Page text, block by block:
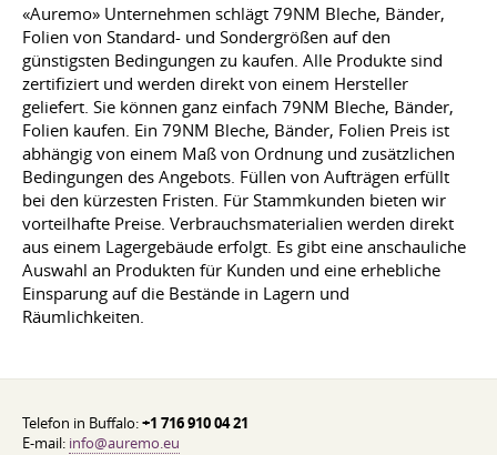
«Auremo» Unternehmen schlägt 79NM Bleche, Bänder,
Folien von Standard- und Sondergrößen auf den
günstigsten Bedingungen zu kaufen. Alle Produkte sind
zertifiziert und werden direkt von einem Hersteller
geliefert. Sie können ganz einfach 79NM Bleche, Bänder,
Folien kaufen. Ein 79NM Bleche, Bänder, Folien Preis ist
abhängig von einem Maß von Ordnung und zusätzlichen
Bedingungen des Angebots. Füllen von Aufträgen erfüllt
bei den kürzesten Fristen. Für Stammkunden bieten wir
vorteilhafte Preise. Verbrauchsmaterialien werden direkt
aus einem Lagergebäude erfolgt. Es gibt eine anschauliche
Auswahl an Produkten für Kunden und eine erhebliche
Einsparung auf die Bestände in Lagern und
Räumlichkeiten.
Telefon in Buffalo:+1 716 910 04 21
E-mail: info@auremo.eu